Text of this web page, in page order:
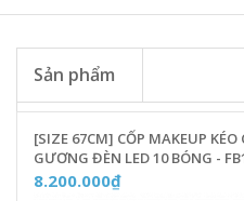
Sản phẩm
[SIZE 67CM] CỐP MAKEUP
GƯƠNG ĐÈN LED 10 BÓNG -
8.200.000₫